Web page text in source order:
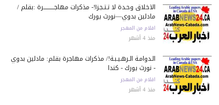
الأخلاق وحـدة لا تـتـجـزأ!- مذكرات مهاجـــــــــــرة :بقلم /
مادلين بدوي—نورث يورك
اقلام من المهجر
منذ 4 أشهر
الـدوامـة الـرهـيـبـة!/ مذكرات مهاجرة بقلم: مادلين بدوي
- نورث يورك - كندا
اقلام من المهجر
منذ 4 أشهر